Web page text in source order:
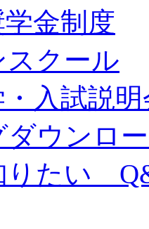
金制度
クール
入試説明
ダウンロ
りたい